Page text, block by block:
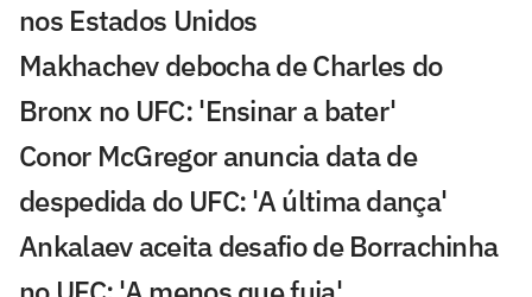
nos Estados Unidos
Makhachev debocha de Charles do
Bronx no UFC: 'Ensinar a bater'
Conor McGregor anuncia data de
despedida do UFC: 'A última dança'
Ankalaev aceita desafio de Borrachinha